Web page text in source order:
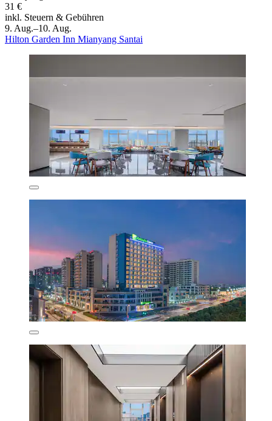
31 €
inkl. Steuern & Gebühren
9. Aug.–10. Aug.
Hilton Garden Inn Mianyang Santai